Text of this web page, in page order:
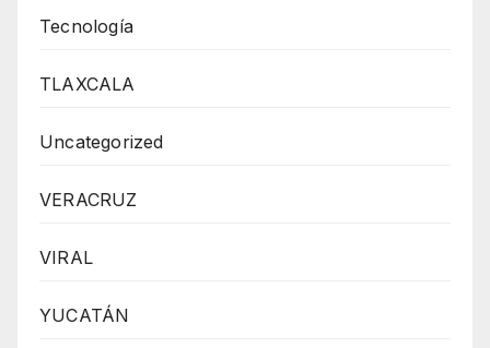
Tecnología
TLAXCALA
Uncategorized
VERACRUZ
VIRAL
YUCATÁN